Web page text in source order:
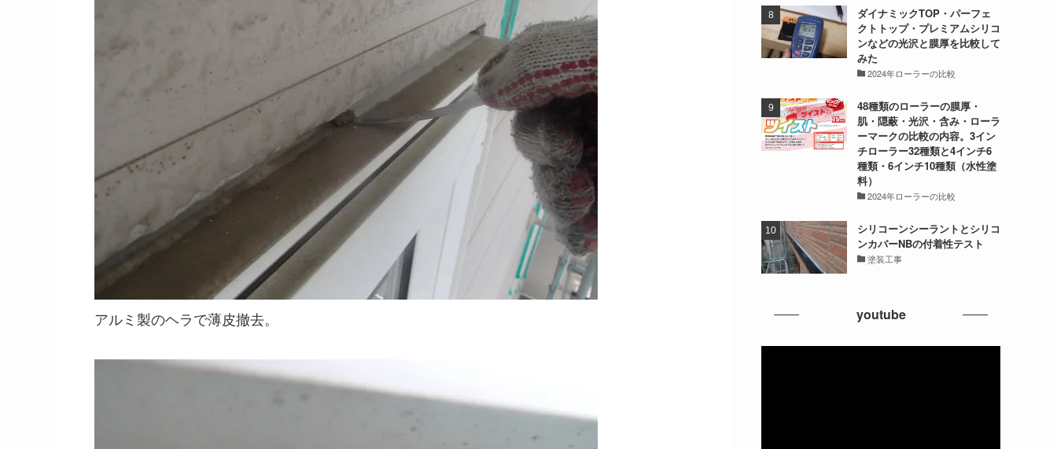
アルミ製のヘラで薄皮撤去。
ダイナミックTOP・パーフェ
クトトップ・プレミアムシリコ
ンなどの光沢と膜厚を比較して
みた
2024年ローラーの比較
48種類のローラーの膜厚・
肌・隠蔽・光沢・含み・ローラ
ーマークの比較の内容。3イン
チローラー32種類と4インチ6
種類・6インチ10種類（水性塗
料）
2024年ローラーの比較
シリコーンシーラントとシリコ
ンカバーNBの付着性テスト
塗装工事
youtube